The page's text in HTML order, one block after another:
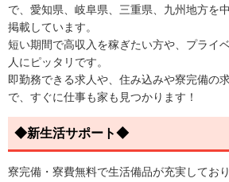
で、愛知県、岐阜県、三重県、九州地方を
掲載しています。
短い期間で高収入を稼ぎたい方や、プライ
人にピッタリです。
即勤務できる求人や、住み込みや寮完備の
で、すぐに仕事も家も見つかります！
◆新生活サポート◆
寮完備・寮費無料で生活備品が充実してお